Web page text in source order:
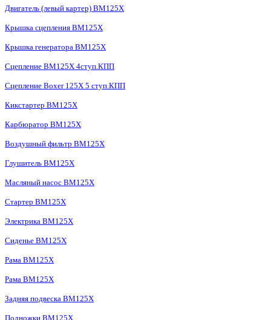
Двигатель (левый картер) BM125X
Крышка сцепления BM125X
Крышка генератора BM125X
Сцепление BM125X 4ступ.КПП
Сцепление Boxer 125X 5 ступ.КПП
Кикстартер BM125X
Карбюратор BM125X
Воздушный фильтр BM125X
Глушитель BM125X
Масляный насос BM125X
Стартер BM125X
Электрика BM125X
Сиденье BM125X
Рама BM125X
Рама BM125X
Задняя подвеска BM125X
Подножки BM125X